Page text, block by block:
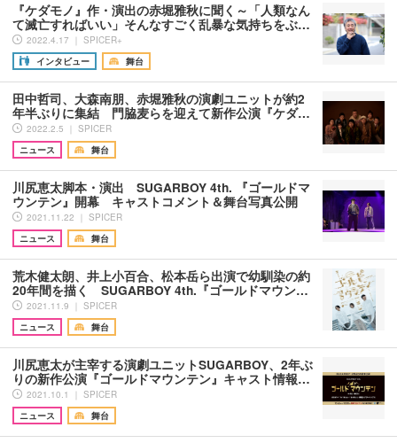
『ケダモノ』作・演出の赤堀雅秋に聞く～「人類なん
て滅亡すればいい」そんなすごく乱暴な気持ちをぶ…
2022.4.17 ｜ SPICER+
インタビュー
舞台
田中哲司、大森南朋、赤堀雅秋の演劇ユニットが約2
年半ぶりに集結 門脇麦らを迎えて新作公演『ケダ…
2022.2.5 ｜ SPICER
ニュース
舞台
川尻恵太脚本・演出 SUGARBOY 4th. 『ゴールドマ
ウンテン』開幕 キャストコメント＆舞台写真公開
2021.11.22 ｜ SPICER
ニュース
舞台
荒木健太朗、井上小百合、松本岳ら出演で幼馴染の約
20年間を描く SUGARBOY 4th.『ゴールドマウン…
2021.11.9 ｜ SPICER
ニュース
舞台
川尻恵太が主宰する演劇ユニットSUGARBOY、2年ぶ
りの新作公演『ゴールドマウンテン』キャスト情報…
2021.10.1 ｜ SPICER
ニュース
舞台